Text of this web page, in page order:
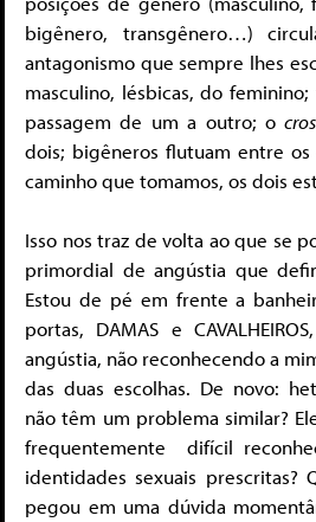
bigênero, transgênero…)
antagonismo que sempre lhes
masculino, lésbicas, do
passagem de um a outro; o
dois; bigêneros flutuam entre
caminho que tomamos, os dois
Isso nos traz de volta ao que se
primordial de angústia que
Estou de pé em frente a
portas, DAMAS e
angústia, não reconhecendo a
das duas escolhas. De novo:
não têm um problema similar?
frequentemente difícil
identidades sexuais prescritas?
pegou em uma dúvida